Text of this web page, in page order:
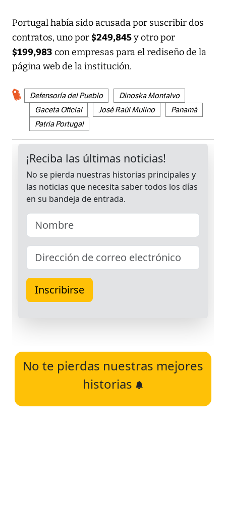
Portugal había sido acusada por suscribir dos
contratos, uno por $249,845y otro por
$199,983 con empresas para el rediseño de la
página web de la institución.
Defensoría del Pueblo
Dinoska Montalvo
Gaceta Oficial
José Raúl Mulino
Panamá
Patria Portugal
No te pierdas nuestras mejores
historias